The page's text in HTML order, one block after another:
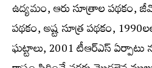
ఉద్యమం, ఆరు సూత్రాల పథకం,
పథకం, అష్ట సూత్ర పథకం,
ఘట్టాలు, 2001 టీఆర్‌ఎస్‌ ఏర్పాటు